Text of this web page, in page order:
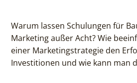
Warum lassen Schulungen für
Marketing außer Acht? Wie
einer Marketingstrategie den
Investitionen und wie kann man